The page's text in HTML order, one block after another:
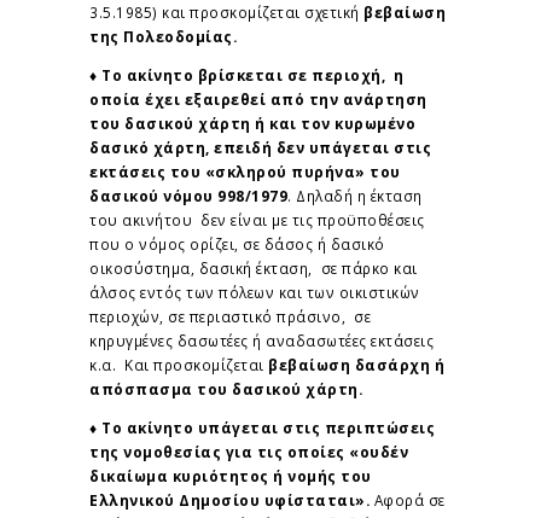
3.5.1985) και προσκομίζεται σχετική βεβαίωση
της Πολεοδομίας.
♦ Το ακίνητο βρίσκεται σε περιοχή, η
οποία έχει εξαιρεθεί από την ανάρτηση
του δασικού χάρτη ή και τον κυρωμένο
δασικό χάρτη, επειδή δεν υπάγεται στις
εκτάσεις του «σκληρού πυρήνα» του
δασικού νόμου 998/1979. Δηλαδή η έκταση
του ακινήτου δεν είναι με τις προϋποθέσεις
που ο νόμος ορίζει, σε δάσος ή δασικό
οικοσύστημα, δασική έκταση, σε πάρκο και
άλσος εντός των πόλεων και των οικιστικών
περιοχών, σε περιαστικό πράσινο, σε
κηρυγμένες δασωτέες ή αναδασωτέες εκτάσεις
κ.α. Και προσκομίζεται βεβαίωση δασάρχη ή
απόσπασμα του δασικού χάρτη.
♦ Το ακίνητο υπάγεται στις περιπτώσεις
της νομοθεσίας για τις οποίες «ουδέν
δικαίωμα κυριότητος ή νομής του
Ελληνικού Δημοσίου υφίσταται». Αφορά σε